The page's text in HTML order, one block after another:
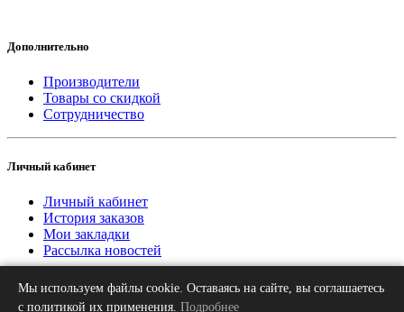
Дополнительно
Производители
Товары со скидкой
Сотрудничество
Личный кабинет
Личный кабинет
История заказов
Мои закладки
Рассылка новостей
2013-2026 © «Рифар Москва»
О нас Оплата Доставка Контакты
Мы используем файлы cookie. Оставаясь на сайте, вы соглашаетесь
с политикой их применения. Подробнее